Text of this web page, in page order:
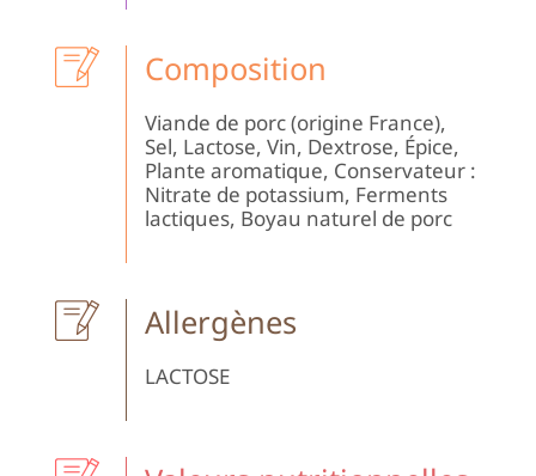
Composition
Viande de porc (origine France),
Sel, Lactose, Vin, Dextrose, Épice,
Plante aromatique, Conservateur :
Nitrate de potassium, Ferments
lactiques, Boyau naturel de porc
Allergènes
LACTOSE